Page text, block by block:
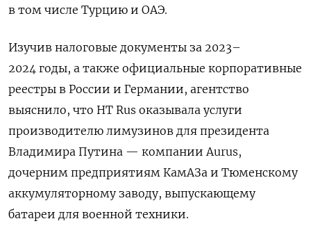
в том числе Турцию и ОАЭ.
Изучив налоговые документы за 2023–
2024 годы, а также официальные корпоративные
реестры в России и Германии, агентство
выяснило, что HT Rus оказывала услуги
производителю лимузинов для президента
Владимира Путина — компании Aurus,
дочерним предприятиям КамАЗа и Тюменскому
аккумуляторному заводу, выпускающему
батареи для военной техники.